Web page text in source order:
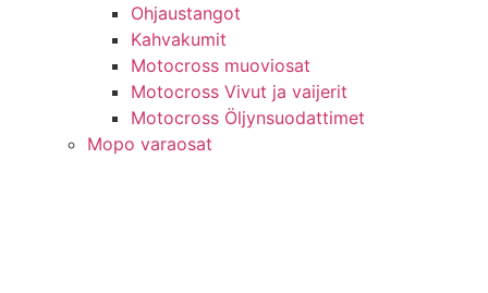
Ohjaustangot
Kahvakumit
Motocross muoviosat
Motocross Vivut ja vaijerit
Motocross Öljynsuodattimet
Mopo varaosat